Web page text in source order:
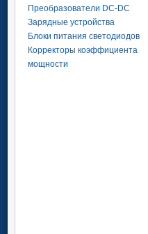
Преобразователи DC-DC
Зарядные устройства
Блоки питания светодиодов
Корректоры коэффициента
мощности